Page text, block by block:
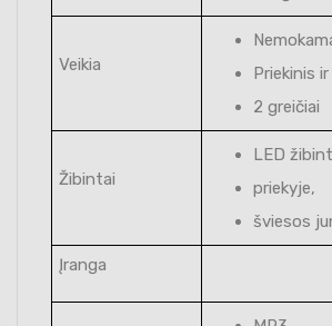
Veikia
Priekinis
2 greičiai
Žibintai
LED
priekyje,
šviesos
Įranga